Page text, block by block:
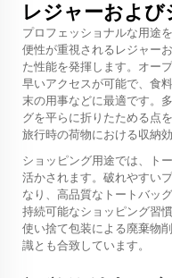
レジャーおよ
プロフェッショナルな用途
便性が重視されるレジャー
た性能を発揮します。オー
早いアクセスが可能で、食
末の用事などに最適です。
グを平らに折りたためる点
旅行時の荷物における収納
ショッピング用途では、ト
活かされます。破れやすい
なり、高品質なトートバッ
持続可能なショッピング習
使い捨て包装による廃棄物
識とも合致しています。